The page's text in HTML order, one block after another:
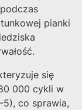
pianki
się
000 cykli w
co sprawia,